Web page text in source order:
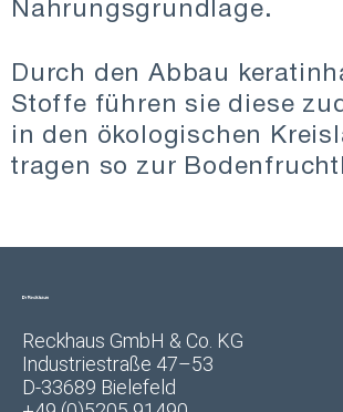
Nahrungsgrundlage.
Durch den Abbau
Stoffe führen sie diese
in den ökologischen
tragen so zur
Reckhaus GmbH & Co. KG
Industriestraße 47–53
D-33689 Bielefeld